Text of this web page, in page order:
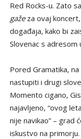
Red Rocks-u. Zato
gažeza ovaj
događaja, kako bi
Slovenac s adresom
Pored Gramatika,
nastupiti i drugi
Momento cigano,
najavljeno, “ovog
nije navikao” – grad
iskustvo na primorju.